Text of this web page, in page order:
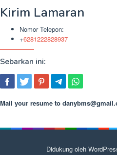
Kirim Lamaran
Nomor Telepon:
+6281222828937
Sebarkan ini:
Mail your resume to
Didukung oleh